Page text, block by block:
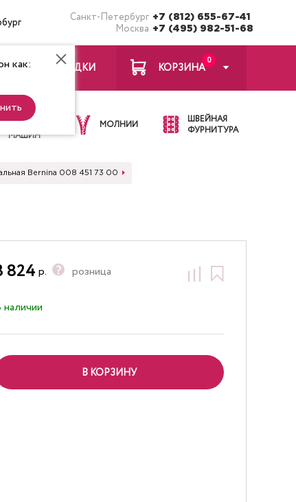
Санкт-Петербург +7 (812) 655-67-41
Москва +7 (495) 982-51-68
как: ЗАКЛАДКИ
0
КОРЗИНА
ИГЛЫ ДЛЯ
ШВЕЙНЫХ
МАШИН
МОЛНИИ
ШВЕЙНАЯ
ФУРНИТУРА
Bernina 008 451 73 00
824 р. розница
наличии
В КОРЗИНУ